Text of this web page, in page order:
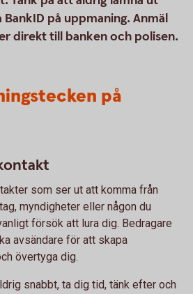
på uppmaning. Anmäl
direkt till banken och polisen.
på
som ser ut att komma från
myndigheter eller någon du
försök att lura dig. Bedragare
avsändare för att skapa
övertyga dig.
snabbt, ta dig tid, tänk efter och